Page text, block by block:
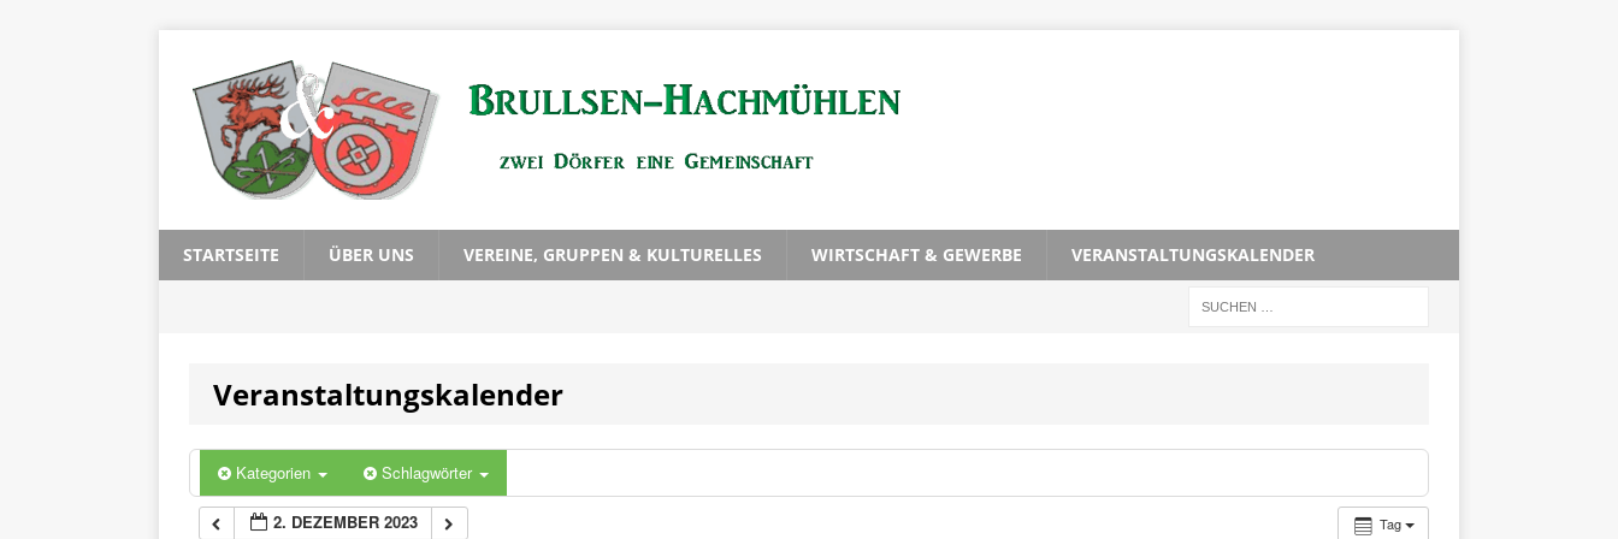
STARTSEITE ÜBER UNS VEREINE, GRUPPEN & KULTURELLES WIRTSCHAFT & GEWERBE VERANSTALTUNGSKALENDER
Veranstaltungskalender
Kategorien Schlagwörter
Tag
2. DEZEMBER 2023
1:00
2:00
3:00
5:00
6:00